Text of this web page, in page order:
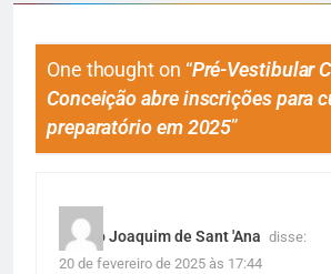
One thought on “Pré-Vestibular
Conceição abre inscrições para
preparatório em 2025”
Sergio Joaquim de Sant 'Ana disse:
20 de fevereiro de 2025 às 17:44